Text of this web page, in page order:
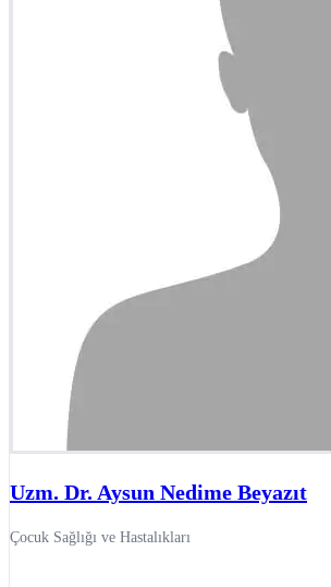
Uzm. Dr. Aysun Nedime Beyazıt
Çocuk Sağlığı ve Hastalıkları